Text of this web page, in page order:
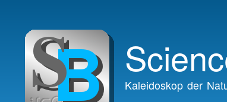
navigation
Kaleidoskop der